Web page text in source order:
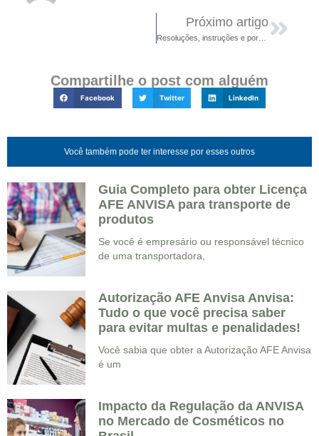
Próximo artigo
Compartilhe o post com alguém
Facebook Twitter LinkedIn
Você também pode ter interesse por esses outros
Guia Completo para obter Licença
AFE ANVISA para transporte de
produtos
Se você é empresário ou responsável técnico
de uma transportadora,
Autorização AFE Anvisa Anvisa:
Tudo o que você precisa saber
para evitar multas e penalidades!
Você sabia que obter a Autorização AFE Anvisa
é um
Impacto da Regulação da ANVISA
no Mercado de Cosméticos no